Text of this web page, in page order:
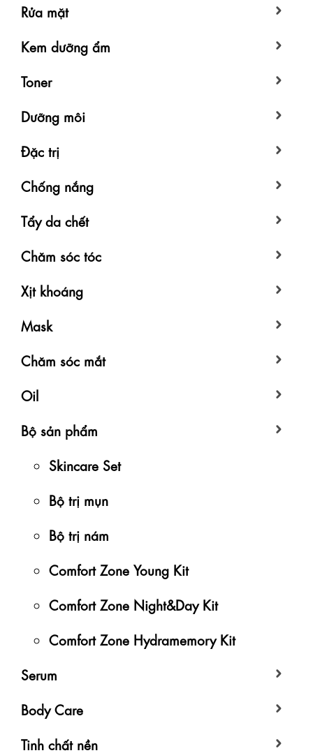
Rửa mặt
Kem dưỡng ẩm
Toner
Dưỡng môi
Đặc trị
Chống nắng
Tẩy da chết
Chăm sóc tóc
Xịt khoáng
Mask
Chăm sóc mắt
Oil
Bộ sản phẩm
Skincare Set
Bộ trị mụn
Bộ trị nám
Comfort Zone Young Kit
Comfort Zone Night&Day Kit
Comfort Zone Hydramemory Kit
Serum
Body Care
Tinh chất nền